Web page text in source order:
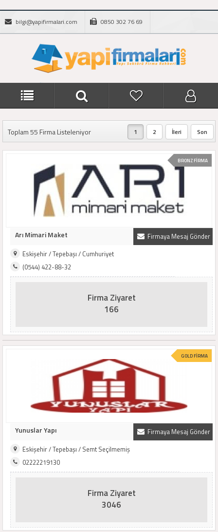
bilgi@yapifirmalari.com 0850 302 76 69
Toplam 55 Firma Listeleniyor 1 2 İleri Son
BRONZ FİRMA
Firmaya Mesaj Gönder
Arı Mimari Maket
Eskişehir / Tepebaşı / Cumhuriyet
(0544) 422-88-32
Firma Ziyaret
166
GOLD FİRMA
Firmaya Mesaj Gönder
Yunuslar Yapı
Eskişehir / Tepebaşı / Semt Seçilmemiş
02222219130
Firma Ziyaret
3046